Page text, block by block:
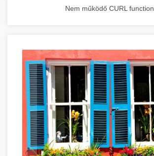
Nem működő CURL function.